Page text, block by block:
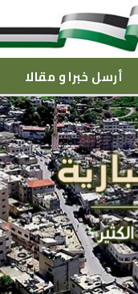
أرسل خبرا و مقالا